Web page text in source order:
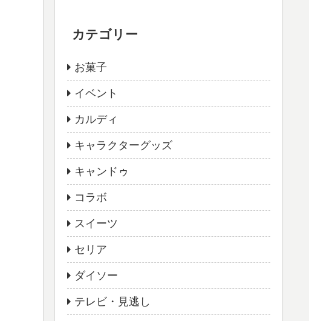
カテゴリー
お菓子
イベント
カルディ
キャラクターグッズ
キャンドゥ
コラボ
スイーツ
セリア
ダイソー
テレビ・見逃し